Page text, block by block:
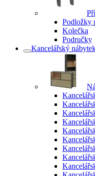
Podložky
Kolečka
Područky
Kancelářský